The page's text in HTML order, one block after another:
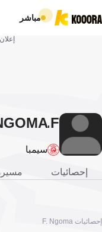
مباشر
إعلان
F.
سيمبا
إحصائيات
إحصائيات F. Ngoma